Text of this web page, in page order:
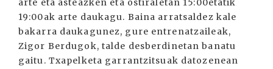
arte eta asteazken eta ostiraletan 15:00etatik
19:00ak arte daukagu. Baina arratsaldez kale
bakarra daukagunez, gure entrenatzaileak,
Zigor Berdugok, talde desberdinetan banatu
gaitu. Txapelketa garrantzitsuak datozenean